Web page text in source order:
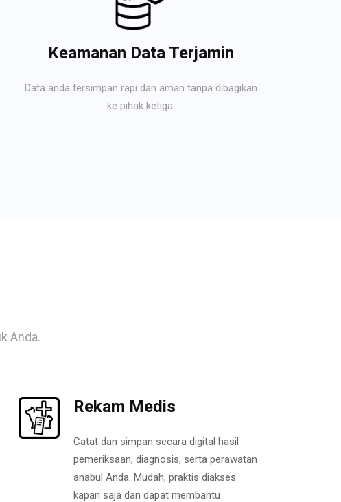
Keamanan Data Terjamin
Data anda tersimpan rapi dan aman tanpa dibagikan
ke pihak ketiga.
Anda.
Rekam Medis
Catat dan simpan secara digital hasil
pemeriksaan, diagnosis, serta perawatan
anabul Anda. Mudah, praktis diakses
kapan saja dan dapat membantu